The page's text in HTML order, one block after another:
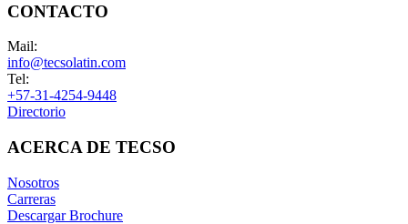
CONTACTO
Mail:
info@tecsolatin.com
Tel:
+57-31-4254-9448
Directorio
ACERCA DE TECSO
Nosotros
Carreras
Descargar Brochure